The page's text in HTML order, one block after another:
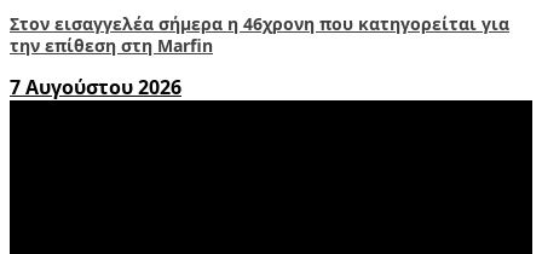
Στον εισαγγελέα σήμερα η 46χρονη που κατηγορείται για
την επίθεση στη Marfin
7 Αυγούστου 2026